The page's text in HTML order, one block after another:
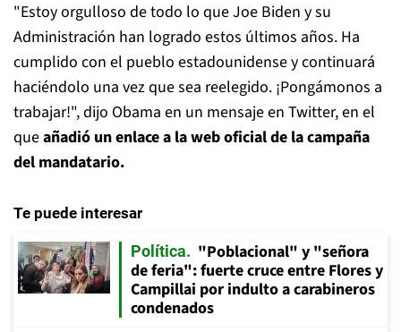
"Estoy orgulloso de todo lo que Joe Biden y su
Administración han logrado estos últimos años. Ha
cumplido con el pueblo estadounidense y continuará
haciéndolo una vez que sea reelegido. ¡Pongámonos a
trabajar!", dijo Obama en un mensaje en Twitter, en el
queañadió un enlace a la web oficial de la campaña
del mandatario.
Te puede interesar
Política
"Poblacional" y "señora
de feria": fuerte cruce entre Flores y
Campillai por indulto a carabineros
condenados